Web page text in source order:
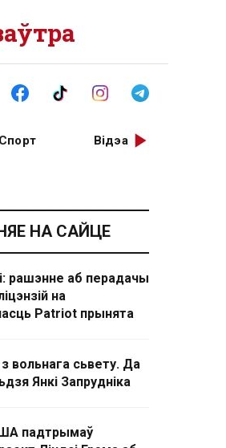
Спорт Відэа
НА САЙЦЕ
рашэнне аб перадачы
на
Patriot прынята
вольнага сьвету. Да
Янкі Запрудніка
падтрымаў